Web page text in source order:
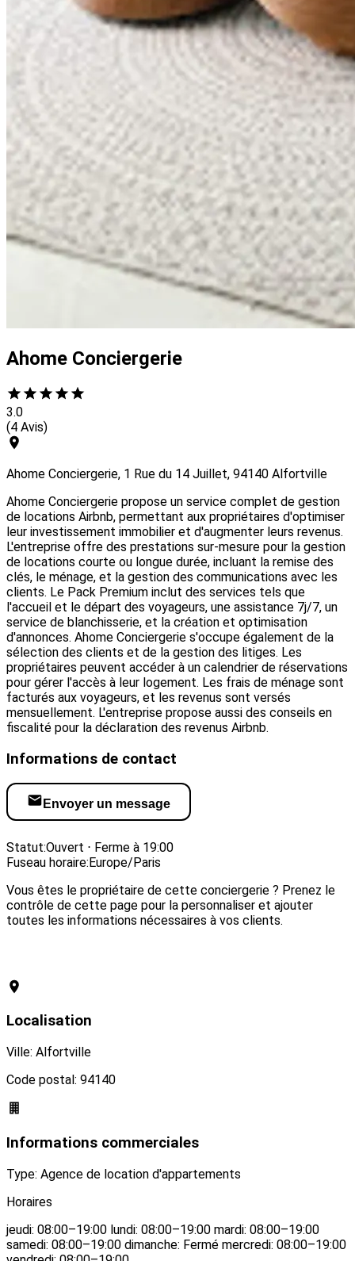
Ahome Conciergerie
3.0
(4 Avis)
Ahome Conciergerie, 1 Rue du 14 Juillet, 94140 Alfortville
Ahome Conciergerie propose un service complet de gestion
de locations Airbnb, permettant aux propriétaires d'optimiser
leur investissement immobilier et d'augmenter leurs revenus.
L'entreprise offre des prestations sur-mesure pour la gestion
de locations courte ou longue durée, incluant la remise des
clés, le ménage, et la gestion des communications avec les
clients. Le Pack Premium inclut des services tels que
l'accueil et le départ des voyageurs, une assistance 7j/7, un
service de blanchisserie, et la création et optimisation
d'annonces. Ahome Conciergerie s'occupe également de la
sélection des clients et de la gestion des litiges. Les
propriétaires peuvent accéder à un calendrier de réservations
pour gérer l'accès à leur logement. Les frais de ménage sont
facturés aux voyageurs, et les revenus sont versés
mensuellement. L'entreprise propose aussi des conseils en
fiscalité pour la déclaration des revenus Airbnb.
Informations de contact
Envoyer un message
Statut:Ouvert ⋅ Ferme à 19:00
Fuseau horaire:Europe/Paris
Vous êtes le propriétaire de cette conciergerie ? Prenez le
contrôle de cette page pour la personnaliser et ajouter
toutes les informations nécessaires à vos clients.
Localisation
Ville: Alfortville
Code postal: 94140
Informations commerciales
Type: Agence de location d'appartements
Horaires
jeudi: 08:00–19:00 lundi: 08:00–19:00 mardi: 08:00–19:00
samedi: 08:00–19:00 dimanche: Fermé mercredi: 08:00–19:00